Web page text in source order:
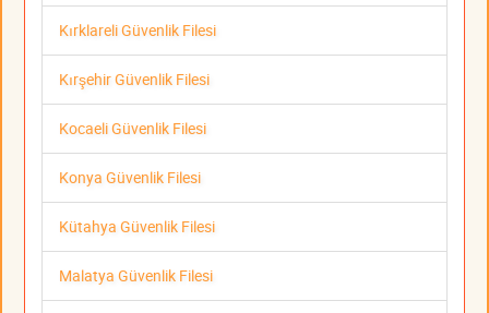
Kırklareli Güvenlik Filesi
Kırşehir Güvenlik Filesi
Kocaeli Güvenlik Filesi
Konya Güvenlik Filesi
Kütahya Güvenlik Filesi
Malatya Güvenlik Filesi